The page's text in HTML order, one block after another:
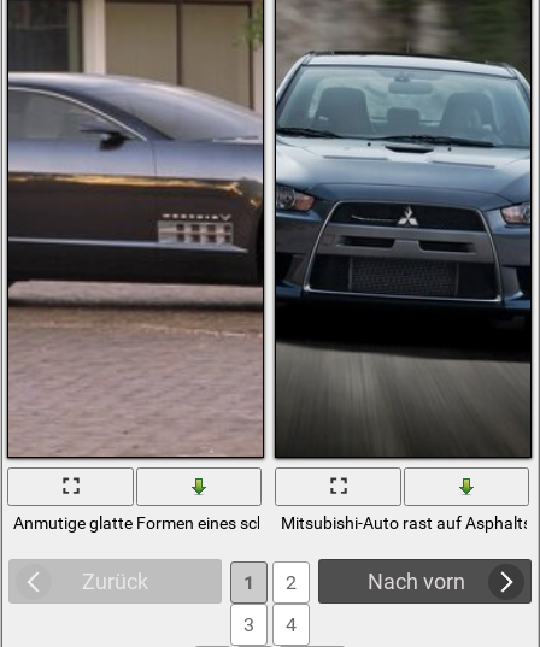
Anmutige glatte Formen eines schwarzen AutosMitsubishi-Auto rast auf
Zurück Nach vorn
1
2
3
4